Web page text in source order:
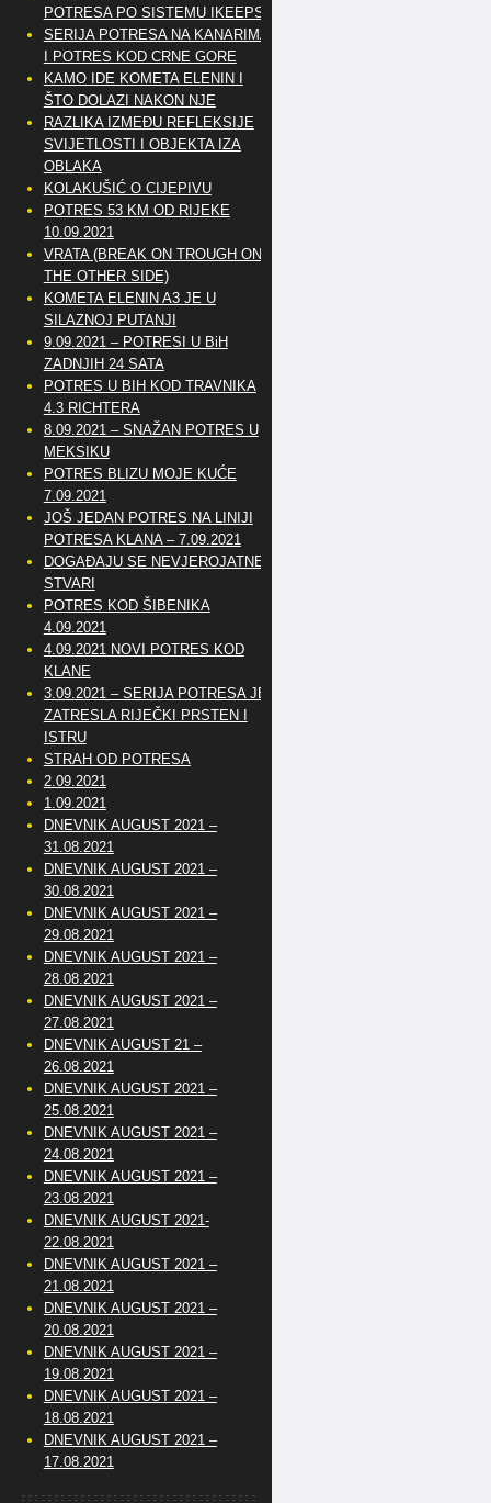
POTRESA PO SISTEMU IKEEPS
SERIJA POTRESA NA KANARIMA
I POTRES KOD CRNE GORE
KAMO IDE KOMETA ELENIN I
ŠTO DOLAZI NAKON NJE
RAZLIKA IZMEĐU REFLEKSIJE
SVIJETLOSTI I OBJEKTA IZA
OBLAKA
KOLAKUŠIĆ O CIJEPIVU
POTRES 53 KM OD RIJEKE
10.09.2021
VRATA (BREAK ON TROUGH ON
THE OTHER SIDE)
KOMETA ELENIN A3 JE U
SILAZNOJ PUTANJI
9.09.2021 – POTRESI U BiH
ZADNJIH 24 SATA
POTRES U BIH KOD TRAVNIKA
4.3 RICHTERA
8.09.2021 – SNAŽAN POTRES U
MEKSIKU
POTRES BLIZU MOJE KUĆE
7.09.2021
JOŠ JEDAN POTRES NA LINIJI
POTRESA KLANA – 7.09.2021
DOGAĐAJU SE NEVJEROJATNE
STVARI
POTRES KOD ŠIBENIKA
4.09.2021
4.09.2021 NOVI POTRES KOD
KLANE
3.09.2021 – SERIJA POTRESA JE
ZATRESLA RIJEČKI PRSTEN I
ISTRU
STRAH OD POTRESA
2.09.2021
1.09.2021
DNEVNIK AUGUST 2021 –
31.08.2021
DNEVNIK AUGUST 2021 –
30.08.2021
DNEVNIK AUGUST 2021 –
29.08.2021
DNEVNIK AUGUST 2021 –
28.08.2021
DNEVNIK AUGUST 2021 –
27.08.2021
DNEVNIK AUGUST 21 –
26.08.2021
DNEVNIK AUGUST 2021 –
25.08.2021
DNEVNIK AUGUST 2021 –
24.08.2021
DNEVNIK AUGUST 2021 –
23.08.2021
DNEVNIK AUGUST 2021-
22.08.2021
DNEVNIK AUGUST 2021 –
21.08.2021
DNEVNIK AUGUST 2021 –
20.08.2021
DNEVNIK AUGUST 2021 –
19.08.2021
DNEVNIK AUGUST 2021 –
18.08.2021
DNEVNIK AUGUST 2021 –
17.08.2021